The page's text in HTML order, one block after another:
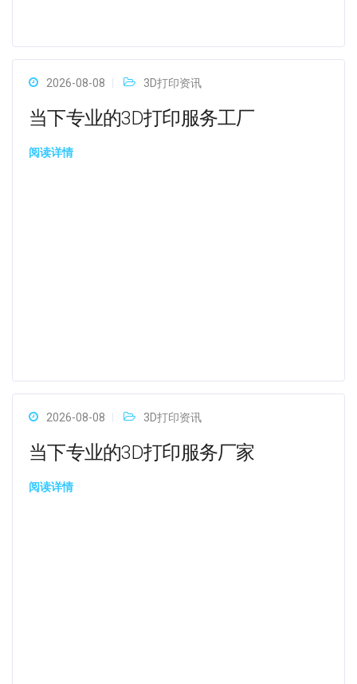
2026-08-08 3D打印资讯
当下专业的3D打印服务工厂
阅读详情
2026-08-08 3D打印资讯
当下专业的3D打印服务厂家
阅读详情